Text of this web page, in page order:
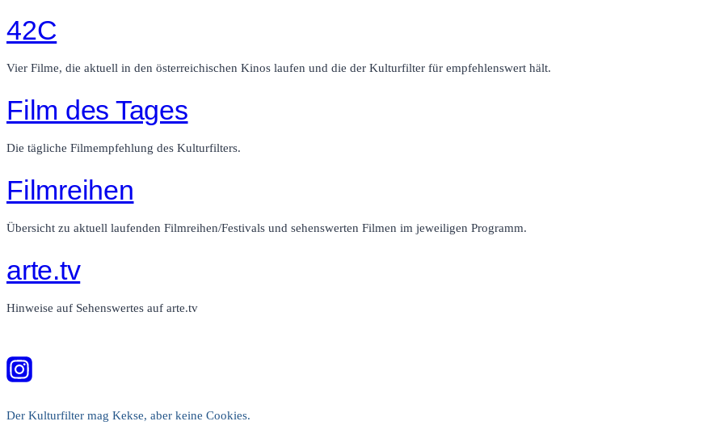
42C
Vier Filme, die aktuell in den österreichischen Kinos laufen und die der Kulturfilter für empfehlenswert hält.
Film des Tages
Die tägliche Filmempfehlung des Kulturfilters.
Filmreihen
Übersicht zu aktuell laufenden Filmreihen/Festivals und sehenswerten Filmen im jeweiligen Programm.
arte.tv
Hinweise auf Sehenswertes auf arte.tv
Der Kulturfilter mag Kekse, aber keine Cookies.